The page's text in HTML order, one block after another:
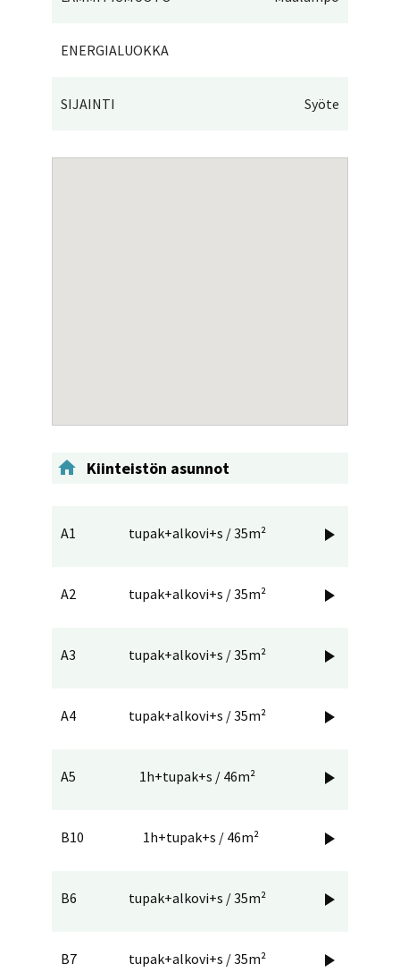
ENERGIALUOKKA
SIJAINTI Syöte
 Kiinteistön asunnot
A1 tupak+alkovi+s / 35m² 
A2 tupak+alkovi+s / 35m² 
A3 tupak+alkovi+s / 35m² 
A4 tupak+alkovi+s / 35m² 
A5 1h+tupak+s / 46m² 
B10 1h+tupak+s / 46m² 
B6 tupak+alkovi+s / 35m² 
B7 tupak+alkovi+s / 35m² 